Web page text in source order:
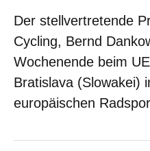
Der stellvertretende
Cycling, Bernd
Wochenende beim
Bratislava (Slowakei)
europäischen